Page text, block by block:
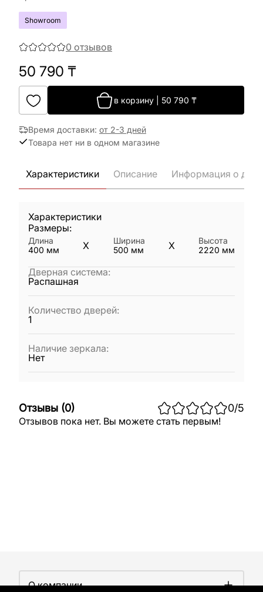
Showroom
0 отзывов
50 790 ₸
в корзину 50 790 ₸
Время доставки: от 2-3 дней
Товара нет ни в одном магазине
Характеристики Описание Информация о
Характеристики
Размеры:
Длина
400 мм X
Ширина
500 мм X
Высота
2220 мм
Дверная система:
Распашная
Количество дверей:
1
Наличие зеркала:
Нет
Отзывы (0) 0/5
Отзывов пока нет. Вы можете стать первым!
О компании